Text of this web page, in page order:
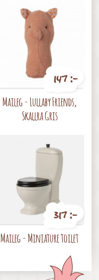
147 :-
Maileg - Lullaby Friends,
Skallra Gris
317 :-
Maileg - Miniature toilet